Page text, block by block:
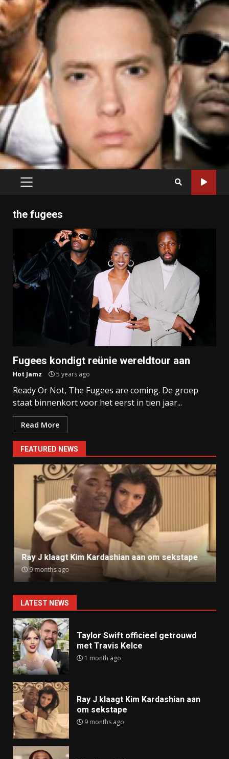
PRIMARY
the fugees
Fugees kondigt reünie wereldtour aan
Hot Jamz 5 years ago
Ready Or Not, The Fugees are coming. De groep
staat binnenkort voor het eerst in tien jaar...
Read More
FEATURED NEWS
Ray J klaagt Kim Kardashian aan om sekstape
9 months ago
LATEST NEWS
Taylor Swift officieel getrouwd
met Travis Kelce
1 month ago
Ray J klaagt Kim Kardashian aan
om sekstape
9 months ago